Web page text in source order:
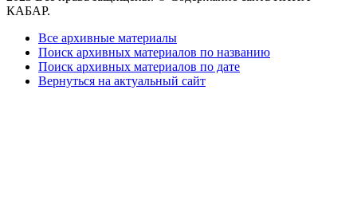
КАБАР.
Все архивные материалы
Поиск архивных материалов по названию
Поиск архивных материалов по дате
Вернуться на актуальный сайт